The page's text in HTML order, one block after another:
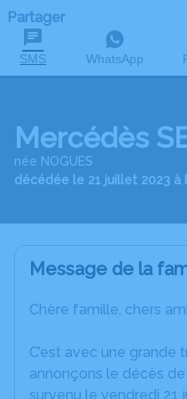
Partager
SMS WhatsApp
Mercédès
née NOGUES
décédée le 21 juillet 2023 à
Message de la
Chère famille, chers
C’est avec une grande
annonçons le décès
survenu le vendredi 21